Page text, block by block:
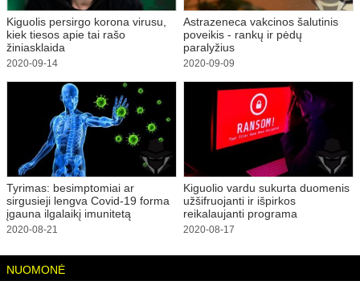
Kiguolis persirgo korona virusu,
kiek tiesos apie tai rašo
žiniasklaida
2020-09-14
Astrazeneca vakcinos šalutinis
poveikis - rankų ir pėdų
paralyžius
2020-09-09
Tyrimas: besimptomiai ar
sirgusieji lengva Covid-19 forma
įgauna ilgalaikį imunitetą
2020-08-21
Kiguolio vardu sukurta duomenis
užšifruojanti ir išpirkos
reikalaujanti programa
2020-08-17
NUOMONĖ